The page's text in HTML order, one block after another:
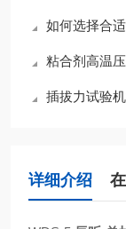
如何选择合
粘合剂高温
插拔力试验
详细介绍